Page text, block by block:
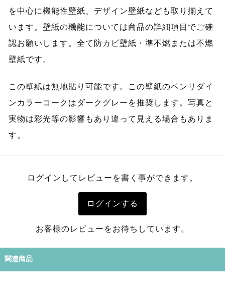
を中心に機能性壁紙、デザイン壁紙なども取り揃えて
います。壁紙の機能については商品の詳細項目でご確
認お願いします。全て防カビ壁紙・準不燃または不燃
壁紙です。
この壁紙は無地貼り可能です。この壁紙のベンリダイ
ンカラーコークはダークグレーを推奨します。写真と
実物は彩光等の影響もあり違って見える場合もありま
す。
ログインしてレビューを書く事ができます。
ログインする
お客様のレビューをお待ちしています。
関連商品